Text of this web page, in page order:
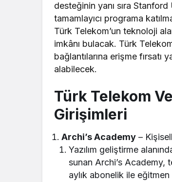
desteğinin yanı sıra
tamamlayıcı programa
Türk Telekom’un teknoloji
imkânı bulacak. Türk
bağlantılarına erişme
alabilecek.
Türk Telekom
Girişimleri
Archi’s Academy –
Yazılım geliştirme
sunan Archi’s Academy,
aylık abonelik ile